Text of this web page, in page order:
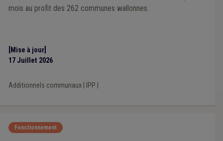
mois au profit des 262 communes wallonnes.
[Mise à jour]
17 Juillet 2026
Additionnels communaux| IPP
Fonctionnement